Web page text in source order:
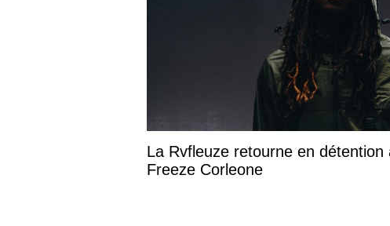
La Rvfleuze retourne en
Freeze Corleone